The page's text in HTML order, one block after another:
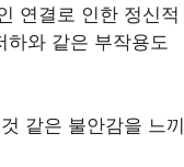
연결로 인한 정신적
하와 같은 부작용도
같은 불안감을 느끼